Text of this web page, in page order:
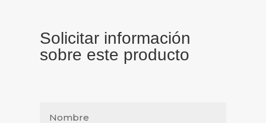
Solicitar información
sobre este producto